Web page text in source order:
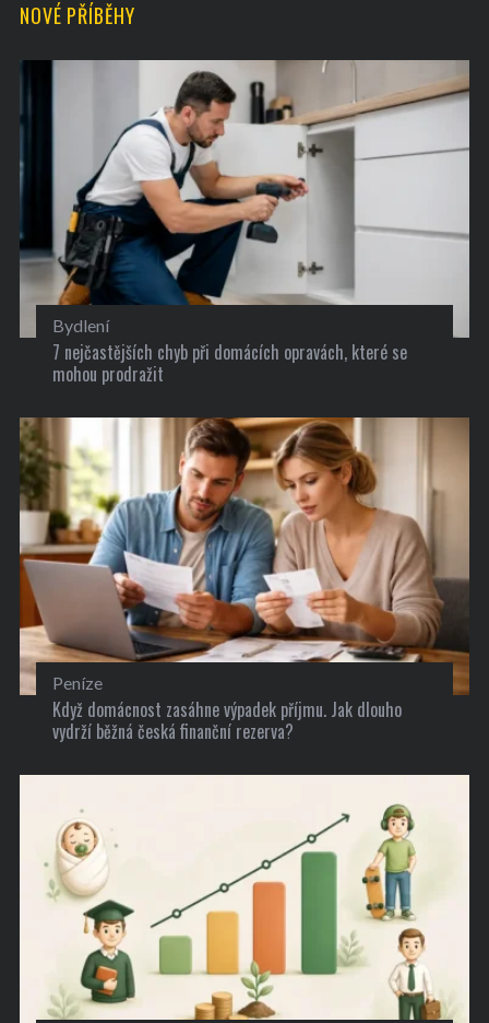
NOVÉ PŘÍBĚHY
Bydlení
7 nejčastějších chyb při domácích opravách, které se
mohou prodražit
Peníze
Když domácnost zasáhne výpadek příjmu. Jak dlouho
vydrží běžná česká finanční rezerva?